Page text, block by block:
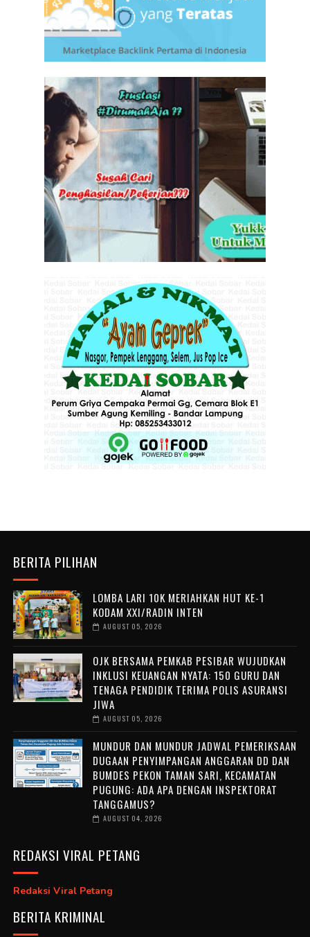
BERITA PILIHAN
LOMBA LARI 10K MERIAHKAN HUT KE-1
KODAM XXI/RADIN INTEN
AUGUST 05, 2026
OJK BERSAMA PEMKAB PESIBAR WUJUDKAN
INKLUSI KEUANGAN NYATA: 150 GURU DAN
TENAGA PENDIDIK TERIMA POLIS ASURANSI
JIWA
AUGUST 05, 2026
MUNDUR DAN MUNDUR JADWAL PEMERIKSAAN
DUGAAN PENYIMPANGAN ANGGARAN DD DAN
BUMDES PEKON TAMAN SARI, KECAMATAN
PUGUNG: ADA APA DENGAN INSPEKTORAT
TANGGAMUS?
AUGUST 04, 2026
REDAKSI VIRAL PETANG
Redaksi Viral Petang
BERITA KRIMINAL